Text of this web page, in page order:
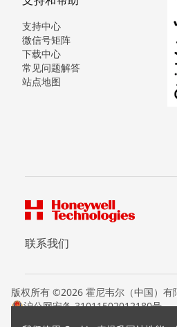
支持中心
微信号矩阵
下载中心
常见问题解答
站点地图
联系我们
版权所有 ©2026 霍尼韦尔（中国）有
沪公网安备 31011502012180号